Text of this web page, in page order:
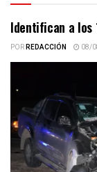
Identifican a los
PORREDACCIÓN 08/